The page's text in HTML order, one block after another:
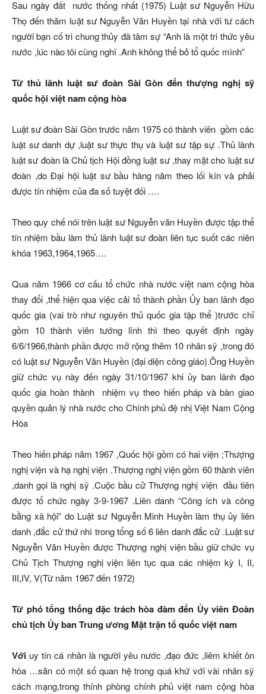
Sau ngày đất nước thống nhất (1975) Luật sư Nguyễn Hữu
Thọ đến thăm luật sư Nguyễn Văn Huyền tại nhà với tư cách
người bạn cố tri chung thủy đã tâm sự “Anh là một tri thức yêu
nước ,lúc nào tôi cũng nghĩ .Anh không thể bỏ tổ quốc mình”
Từ thủ lãnh luật sư đoàn Sài Gòn đến thượng nghị sỹ
quốc hội việt nam cộng hòa
Luật sư đoàn Sài Gòn trước năm 1975 có thành viên gồm các
luật sư danh dự ,luật sư thực thụ và luật sư tập sự .Thủ lãnh
luật sư đoàn là Chủ tịch Hội đồng luật sư ,thay mặt cho luật sư
đoàn ,do Đại hội luật sư bầu hàng năm theo lối kín và phải
được tín nhiệm của đa số tuyệt đối ….
Theo quy chế nói trên luật sư Nguyễn văn Huyền được tập thể
tín nhiệm bầu làm thủ lãnh luật sư đoàn liên tục suốt các niên
khóa 1963,1964,1965….
Qua năm 1966 cơ cấu tổ chức nhà nước việt nam cộng hòa
thay đổi ,thể hiện qua việc cải tổ thành phần Ủy ban lãnh đạo
quốc gia (vai trò như nguyên thủ quốc gia tập thể )trước chỉ
gồm 10 thành viên tướng lĩnh thì theo quyết định ngày
6/6/1966,thành phần được mở rộng thêm 10 nhân sỹ ,trong đó
có luật sư Nguyễn Văn Huyền (đại diện công giáo).Ông Huyền
giữ chức vụ này đến ngày 31/10/1967 khi ủy ban lãnh đạo
quốc gia hoàn thành nhiệm vụ theo hiến pháp và bàn giao
quyền quản lý nhà nước cho Chính phủ đệ nhị Việt Nam Cộng
Hòa
Theo hiến pháp năm 1967 ,Quốc hội gồm có hai viện ;Thượng
nghị viện và hạ nghị viện .Thượng nghị viện gồm 60 thành viên
,danh gọi là nghị sỹ .Cuộc bầu cử Thượng nghị viện đầu tiên
được tổ chức ngày 3-9-1967 .Liên danh “Công ích và công
bằng xã hội” do Luật sư Nguyễn Minh Huyền làm thụ ủy liên
danh ,đắc cử thứ nhì trong tổng số 6 liên danh đắc cử .Luật sư
Nguyễn Văn Huyền được Thượng nghị viện bầu giữ chức vụ
Chủ Tịch Thượng nghị viện liên tục qua các nhiệm kỳ I, II,
III,IV, V(Từ năm 1967 đến 1972)
Từ phó tổng thống đặc trách hòa đàm đến Ủy viên Đoàn
chủ tịch Ủy ban Trung ương Mặt trận tổ quốc việt nam
Với uy tín cá nhân là người yêu nước ,đạo đức ,liêm khiết ôn
hòa …săn có một số quan hệ trong quá khứ với vài nhân sỹ
cách mạng,trong thính phòng chính phủ việt nam cộng hòa